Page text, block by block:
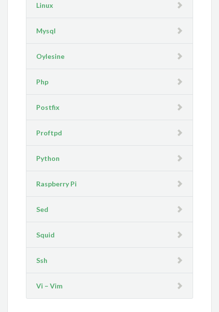
Linux
Mysql
Oylesine
Php
Postfix
Proftpd
Python
Raspberry Pi
Sed
Squid
Ssh
Vi – Vim